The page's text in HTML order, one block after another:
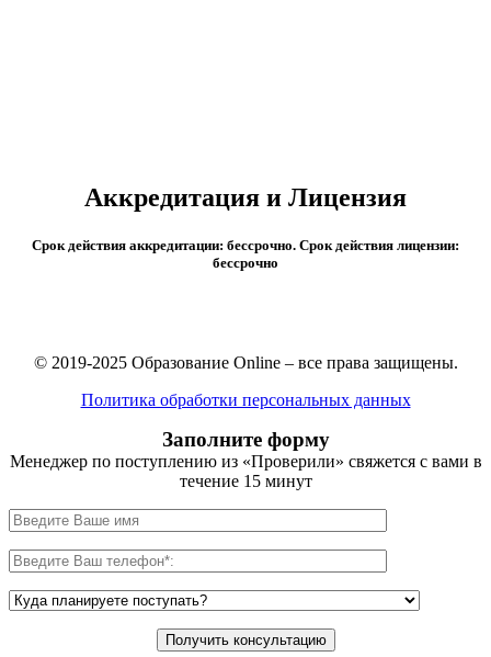
Аккредитация и Лицензия
Срок действия аккредитации: бессрочно. Срок действия лицензии:
бессрочно
© 2019-2025 Образование Online – все права защищены.
Политика обработки персональных данных
Заполните форму
Менеджер по поступлению из «Проверили» свяжется с вами в
течение 15 минут